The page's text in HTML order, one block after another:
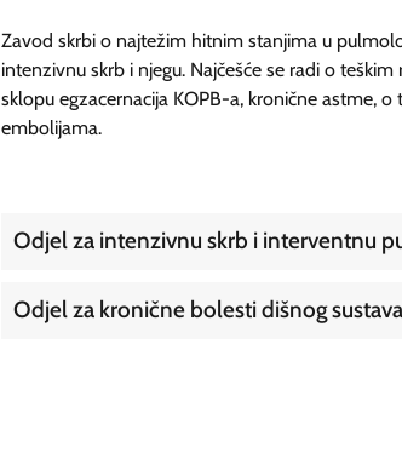
Zavod skrbi o najtežim hitnim stanjima u
intenzivnu skrb i njegu. Najčešće se radi o
sklopu egzacernacija KOPB-a, kronične astme,
embolijama.
Odjel za intenzivnu skrb i interventnu
Odjel za kronične bolesti dišnog sustava